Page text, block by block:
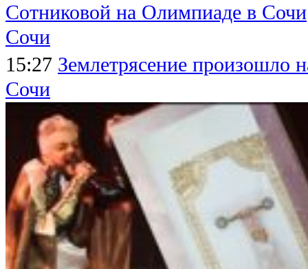
Сотниковой на Олимпиаде в Сочи
Сочи
15:27 Землетрясение произошло
Сочи